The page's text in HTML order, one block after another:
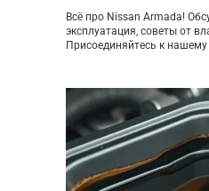
Всё про Nissan Armada!
эксплуатация, советы от
Присоединяйтесь к